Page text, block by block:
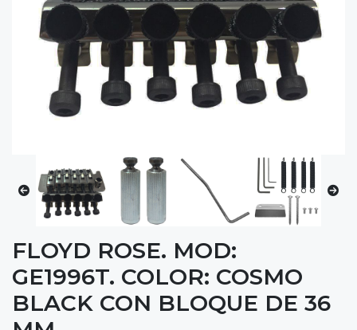
FLOYD ROSE. MOD:
GE1996T. COLOR: COSMO
BLACK CON BLOQUE DE 36